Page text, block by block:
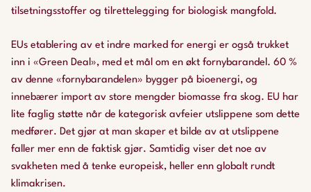
tilsetningsstoffer og tilrettelegging for biologisk mangfold.
EUs etablering av et indre marked for energi er også trukket
inn i «Green Deal», med et mål om en økt fornybarandel. 60 %
av denne «fornybarandelen» bygger på bioenergi, og
innebærer import av store mengder biomasse fra skog. EU har
lite faglig støtte når de kategorisk avfeier utslippene som dette
medfører. Det gjør at man skaper et bilde av at utslippene
faller mer enn de faktisk gjør. Samtidig viser det noe av
svakheten med å tenke europeisk, heller enn globalt rundt
klimakrisen.